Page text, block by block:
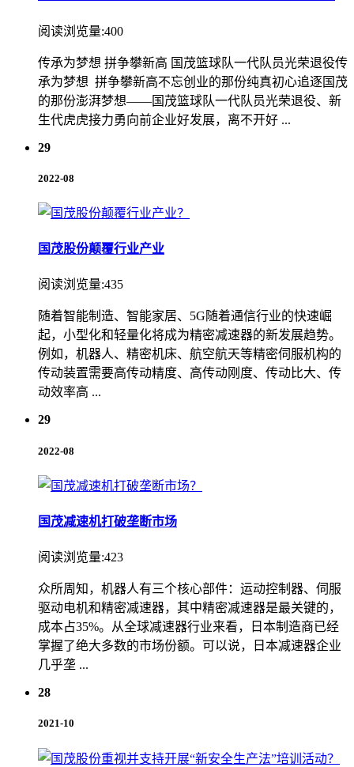
阅读浏览量:400
传承为梦想 拼争攀新高 国茂篮球队一代队员光荣退役传
承为梦想 拼争攀新高不忘创业的那份纯真初心追逐国茂
的那份澎湃梦想——国茂篮球队一代队员光荣退役、新
生代虎虎接力勇向前企业好发展，离不开好 ...
29
2022-08
国茂股份颠覆行业产业
阅读浏览量:435
随着智能制造、智能家居、5G随着通信行业的快速崛
起，小型化和轻量化将成为精密减速器的新发展趋势。
例如，机器人、精密机床、航空航天等精密伺服机构的
传动装置需要高传动精度、高传动刚度、传动比大、传
动效率高 ...
29
2022-08
国茂减速机打破垄断市场
阅读浏览量:423
众所周知，机器人有三个核心部件：运动控制器、伺服
驱动电机和精密减速器，其中精密减速器是最关键的，
成本占35%。从全球减速器行业来看，日本制造商已经
掌握了绝大多数的市场份额。可以说，日本减速器企业
几乎垄 ...
28
2021-10